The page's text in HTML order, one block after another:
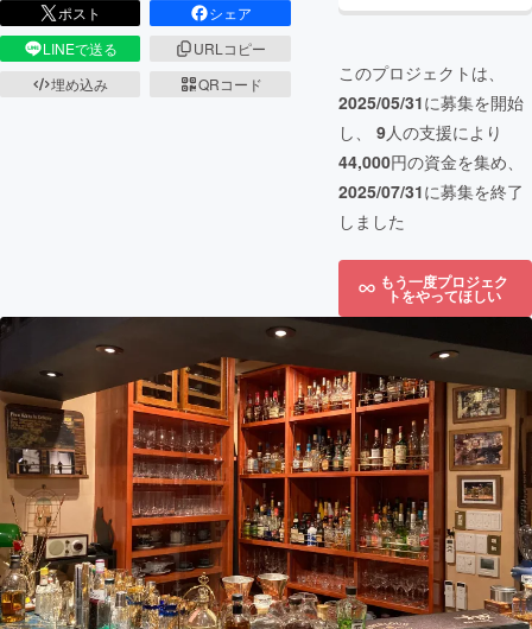
ポスト
シェア
LINEで送る
URLコピー
埋め込み
QRコード
このプロジェクトは、
2025/05/31に募集を開始
し、 9人の支援により
44,000円の資金を集め、
2025/07/31に募集を終了
しました
もう一度プロジェク
トをやってほしい